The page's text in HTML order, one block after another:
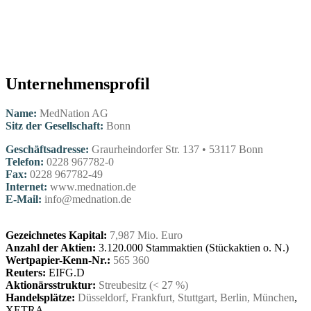
Unternehmensprofil
Name: MedNation AG
Sitz der Gesellschaft: Bonn
Geschäftsadresse: Graurheindorfer Str. 137 • 53117 Bonn
Telefon: 0228 967782-0
Fax: 0228 967782-49
Internet: www.mednation.de
E-Mail: info@mednation.de
Gezeichnetes Kapital: 7,987 Mio. Euro
Anzahl der Aktien: 3.120.000 Stammaktien (Stückaktien o. N.)
Wertpapier-Kenn-Nr.: 565 360
Reuters: EIFG.D
Aktionärsstruktur: Streubesitz (< 27 %)
Handelsplätze: Düsseldorf, Frankfurt, Stuttgart, Berlin, München,